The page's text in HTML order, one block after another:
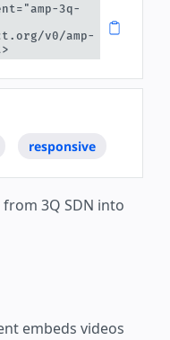
3q-
v0/amp-
responsive
3Q SDN into
embeds videos